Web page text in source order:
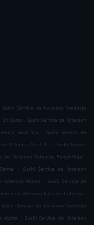
Sushi Service de livraison Valencia
En Corts . Sushi Service de livraison
Gran Via . Sushi Service de
Valencia Mestalla . Sushi Service
de livraison Valencia Penya-Roja .
. Sushi Service de livraison
Valencia Albors . Sushi Service de
Valencia La Creu Coberta .
Sushi Service de livraison Valencia
Ayora . Sushi Service de livraison